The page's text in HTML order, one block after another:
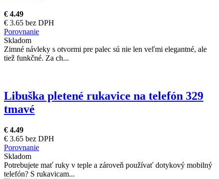
€ 4.49
€ 3.65 bez DPH
Porovnanie
Skladom
Zimné návleky s otvormi pre palec sú nie len veľmi elegantné, ale
tiež funkčné. Za ch...
Libuška pletené rukavice na telefón 329
tmavé
€ 4.49
€ 3.65 bez DPH
Porovnanie
Skladom
Potrebujete mať ruky v teple a zároveň používať dotykový mobilný
telefón? S rukavicam...